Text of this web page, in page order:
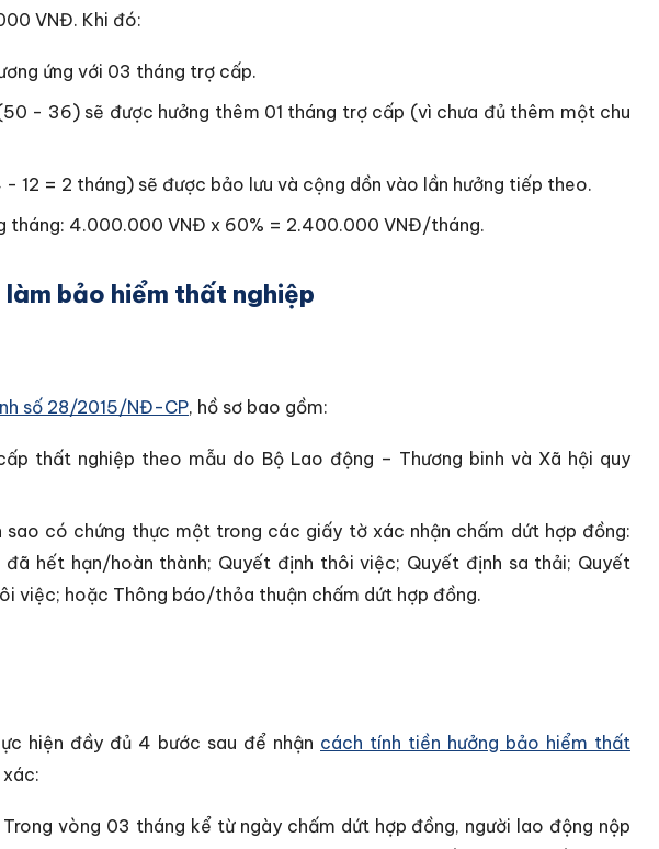
VNĐ. Khi đó:
ứng với 03 tháng trợ cấp.
- 36) sẽ được hưởng thêm 01 tháng trợ cấp (vì chưa đủ thêm một chu
- 12 = 2 tháng) sẽ được bảo lưu và cộng dồn vào lần hưởng tiếp theo.
tháng: 4.000.000 VNĐ x 60% = 2.400.000 VNĐ/tháng.
bảo hiểm thất nghiệp
số 28/2015/NĐ-CP, hồ sơ bao gồm:
thất nghiệp theo mẫu do Bộ Lao động – Thương binh và Xã hội quy
sao có chứng thực một trong các giấy tờ xác nhận chấm dứt hợp đồng:
hết hạn/hoàn thành; Quyết định thôi việc; Quyết định sa thải; Quyết
việc; hoặc Thông báo/thỏa thuận chấm dứt hợp đồng.
hiện đầy đủ 4 bước sau để nhận cách tính tiền hưởng bảo hiểm thất
Trong vòng 03 tháng kể từ ngày chấm dứt hợp đồng, người lao động nộp